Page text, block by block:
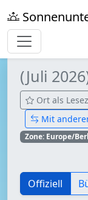
(Juli
Ort als
Mit
Zone: Europe/
Offiziell